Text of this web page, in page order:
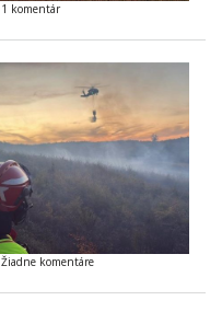
1 komentár
Žiadne komentáre